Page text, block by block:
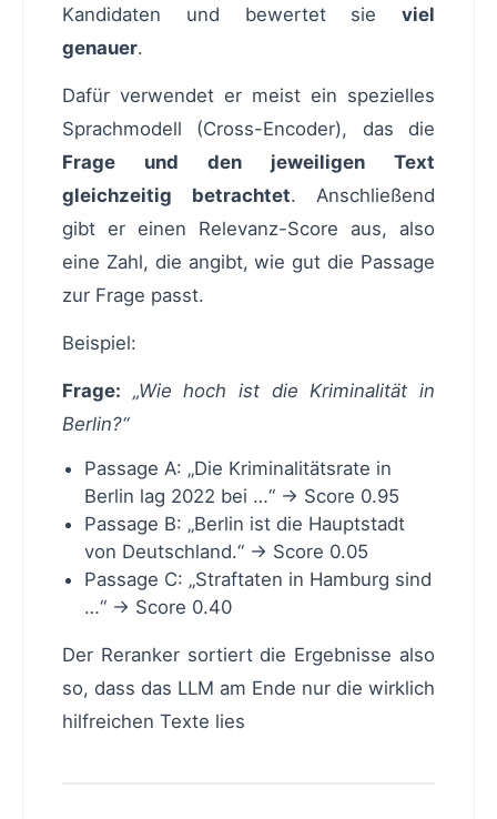
Kandidaten und bewertet sie viel
genauer.
Dafür verwendet er meist ein spezielles
Sprachmodell (Cross-Encoder), das die
Frage und den jeweiligen Text
gleichzeitig betrachtet. Anschließend
gibt er einen Relevanz-Score aus, also
eine Zahl, die angibt, wie gut die Passage
zur Frage passt.
Beispiel:
Frage: „Wie hoch ist die Kriminalität in
Berlin?“
Passage A: „Die Kriminalitätsrate in
Berlin lag 2022 bei …“ → Score 0.95
Passage B: „Berlin ist die Hauptstadt
von Deutschland.“ → Score 0.05
Passage C: „Straftaten in Hamburg sind
…“ → Score 0.40
Der Reranker sortiert die Ergebnisse also
so, dass das LLM am Ende nur die wirklich
hilfreichen Texte lies